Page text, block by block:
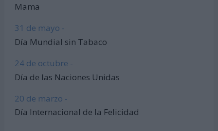
Mama
31 de mayo -
Día Mundial sin Tabaco
24 de octubre -
Día de las Naciones Unidas
20 de marzo -
Día Internacional de la Felicidad